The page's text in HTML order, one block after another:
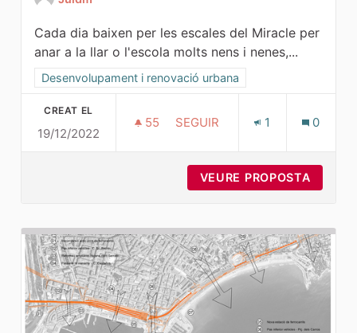
Cada dia baixen per les escales del Miracle per
anar a la llar o l'escola molts nens i nenes,...
Resultats al filtrar per la categoria: Desenvolupament i
Desenvolupament i renovació urbana
CREAT EL
19/12/2022
55 55 SEGUIDORES
SEGUIR 1 0
VEURE PROPOSTA